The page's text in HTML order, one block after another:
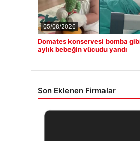
05/08/2026
Domates konservesi bomba
aylık bebeğin vücudu yandı
Son Eklenen Firmalar